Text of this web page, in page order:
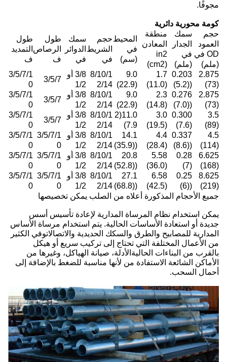
مجوفًا.
كومة محورية دائرية
حجم
العمود
OD في
(ملم)
سمك
الجدار
في
(ملم)
منطقة
المعادن
in2
(cm2)
المحيط
في
(سم)
حجم
الشريط
في
سمك
الدوائر
في
طول
الرصاص
ف
طول
التمديد
ف
2.875
(73)
0.203
((5.2)
1.7
(11.0)
9.0
(22.9)
8/10/1
2/14
3/8 أو
1/2
3/5/7
3/5/7/1
0
2.875
(73)
0.276
((7.0)
2.3
(14.8)
9.0
(22.9)
8/10/1
2/14
3/8 أو
1/2
3/5/7
3/5/7/1
0
3.5
(89)
0.300
(7.6)
3.0
(19.5)
11.0(2
7.9)
8/10/1
2/14
3/8 أو
1/2
3/5/7
3/5/7/1
0
4.5
(114)
0.337
((8.6)
4.4
(28.4)
14.1
((35.9)
8/10/1
2/14
3/8 أو
1/2
3/5/7/1
0
3/5/7/1
0
6.625
(168)
0.28
(7)
5.58
(36.0)
20.8
((52.8)
8/10/1
2/14
3/8 أو
1/2
3/5/7/1
0
3/5/7/1
0
8.625
(219)
0.25
((6)
6.58
(42.5)
27.1
((68.8)
8/10/1
2/14
3/8 أو
1/2
3/5/7/1
0
3/5/7/1
0
جميع الأحجام المذكورة أعلاه من الصلب يمكن تخصيصها
يمكن استخدام نظام المرساة المدارية لإعادة تأسيس أسس
جديدة أو استعادة الأساسات الحالية. يتم استخدام مرساة الأساس
المدارية للمصابيح والطرق والسكك الحديدية والاتصالاتوفي الكثير
من الأعمال المختلفة التي تحتاج إلى تركيب سريع أو هيكل
بالقرب من البناءات الحاليةالأدلة، صيانة الهياكل، وغيرها من
الأماكن الشائعة الاستفادة من لأنها مناسبة للضغط بالإضافة إلى
أحمال السحب.